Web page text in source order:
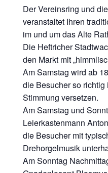
Der Vereinsring und
veranstaltet Ihren
im und um das Alte
Die Heftricher
den Markt mit
Am Samstag wird ab
die Besucher so
Stimmung versetzen.
Am Samstag und
Leierkastenmann
die Besucher mit
Drehorgelmusik
Am Sonntag